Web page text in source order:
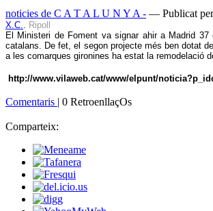
noticies de C A T A L U N Y A - — Publicat
X.C.
Ripoll
El Ministeri de Foment va signar ahir a Madrid
catalans. De fet, el segon projecte més ben dotat
a les comarques gironines ha estat la remodelació
http://www.vilaweb.cat/www/elpunt/
Comentaris | 0 RetroenllaçOs
Comparteix: